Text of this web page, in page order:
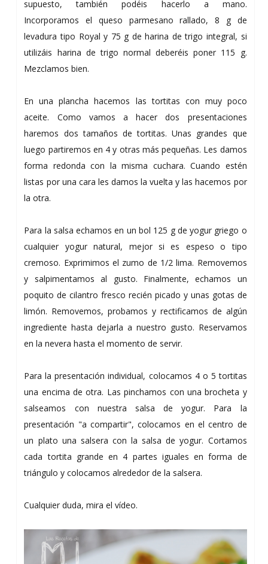
supuesto, también podéis hacerlo a mano.
Incorporamos el queso parmesano rallado, 8 g de
levadura tipo Royal y 75 g de harina de trigo integral, si
utilizáis harina de trigo normal deberéis poner 115 g.
Mezclamos bien.
En una plancha hacemos las tortitas con muy poco
aceite. Como vamos a hacer dos presentaciones
haremos dos tamaños de tortitas. Unas grandes que
luego partiremos en 4 y otras más pequeñas. Les damos
forma redonda con la misma cuchara. Cuando estén
listas por una cara les damos la vuelta y las hacemos por
la otra.
Para la salsa echamos en un bol 125 g de yogur griego o
cualquier yogur natural, mejor si es espeso o tipo
cremoso. Exprimimos el zumo de 1/2 lima. Removemos
y salpimentamos al gusto. Finalmente, echamos un
poquito de cilantro fresco recién picado y unas gotas de
limón. Removemos, probamos y rectificamos de algún
ingrediente hasta dejarla a nuestro gusto. Reservamos
en la nevera hasta el momento de servir.
Para la presentación individual, colocamos 4 o 5 tortitas
una encima de otra. Las pinchamos con una brocheta y
salseamos con nuestra salsa de yogur. Para la
presentación "a compartir", colocamos en el centro de
un plato una salsera con la salsa de yogur. Cortamos
cada tortita grande en 4 partes iguales en forma de
triángulo y colocamos alrededor de la salsera.
Cualquier duda, mira el vídeo.